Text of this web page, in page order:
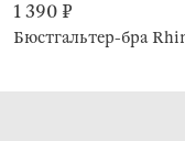
1 390 ₽
Бюстгальтер-бра